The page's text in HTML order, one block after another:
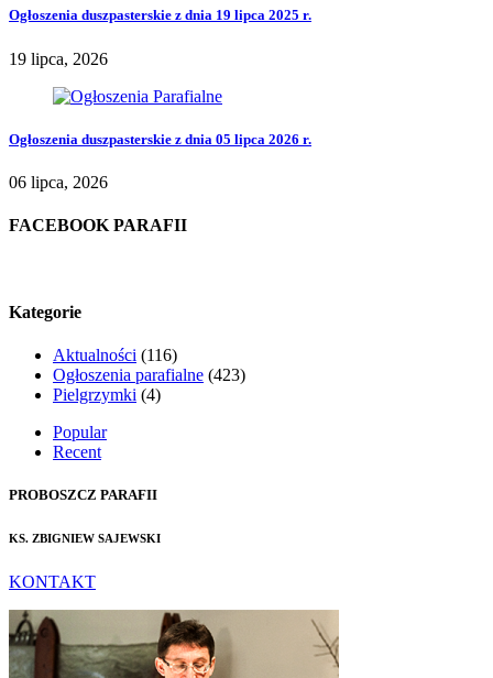
Ogłoszenia duszpasterskie z dnia 19 lipca 2025 r.
19 lipca, 2026
Ogłoszenia duszpasterskie z dnia 05 lipca 2026 r.
06 lipca, 2026
FACEBOOK PARAFII
Kategorie
Aktualności (116)
Ogłoszenia parafialne (423)
Pielgrzymki (4)
Popular
Recent
PROBOSZCZ PARAFII
KS. ZBIGNIEW SAJEWSKI
KONTAKT